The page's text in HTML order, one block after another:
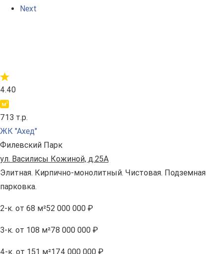
Next
4.40
713 т.р.
ЖК "Ахед"
Филевский Парк
ул. Василисы Кожиной, д.25А
Элитная. Кирпично-монолитный. Чистовая. Подземная
парковка.
2-к. от 68 м²52 000 000 ₽
3-к. от 108 м²78 000 000 ₽
4-к. от 151 м²174 000 000 ₽